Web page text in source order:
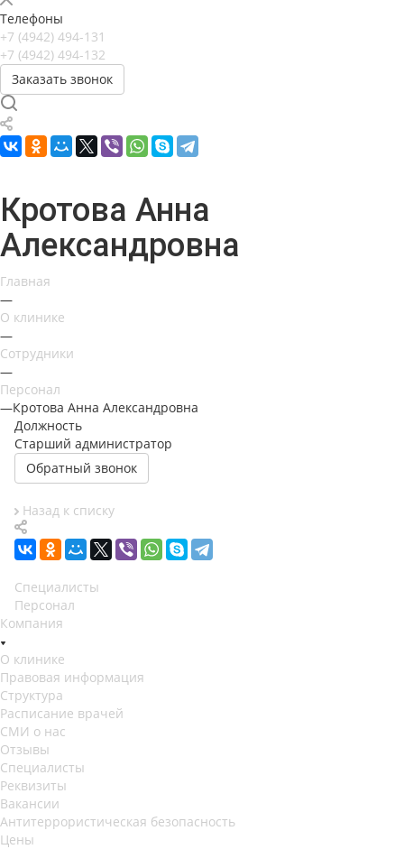
Телефоны
+7 (4942) 494-131
+7 (4942) 494-132
Заказать звонок
Кротова Анна
Александровна
Главная
—
О клинике
—
Сотрудники
—
Персонал
—Кротова Анна Александровна
Должность
Старший администратор
Обратный звонок
Назад к списку
Специалисты
Персонал
Компания
О клинике
Правовая информация
Структура
Расписание врачей
СМИ о нас
Отзывы
Специалисты
Реквизиты
Вакансии
Антитеррористическая безопасность
Цены